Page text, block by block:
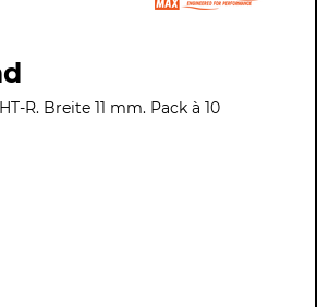
R. Breite 11 mm. Pack à 10